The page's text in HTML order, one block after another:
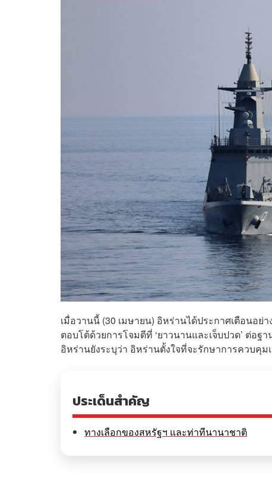
เมื่อวานนี้ (30 เมษายน) อิหร่านได้ประกาศเตือนอย่
ตอบโต้ด้วยการโจมตีที่ ‘ยาวนานและเจ็บปวด’ ต่อ
อิหร่านยังระบุว่า อิหร่านตั้งใจที่จะรักษาการควบคุ
ประเด็นสำคัญ
ทางเลือกของสหรัฐฯ และท่าทีนานาชาติ